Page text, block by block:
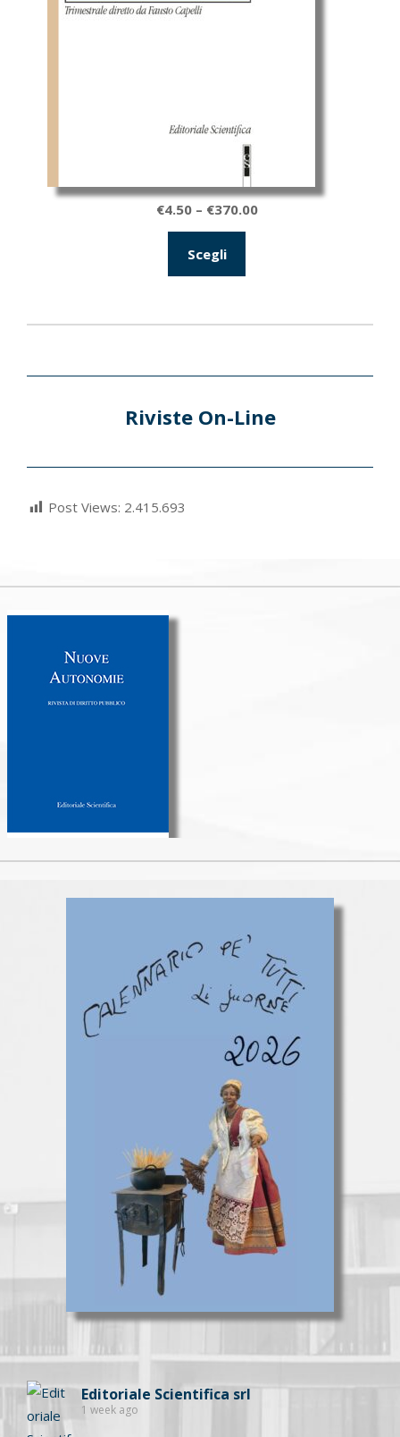
€4.50 – €370.00Fascia
a
Scegli
Riviste On-Line
Post Views: 2.415.693
Editoriale Scientifica srl
1 week ago